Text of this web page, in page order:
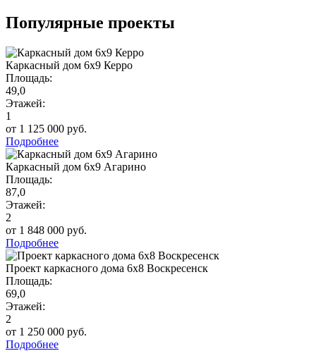
Популярные проекты
Каркасный дом 6х9 Керро
Площадь:
49,0
Этажей:
1
от 1 125 000 руб.
Подробнее
Каркасный дом 6х9 Агарино
Площадь:
87,0
Этажей:
2
от 1 848 000 руб.
Подробнее
Проект каркасного дома 6x8 Воскресенск
Площадь:
69,0
Этажей:
2
от 1 250 000 руб.
Подробнее